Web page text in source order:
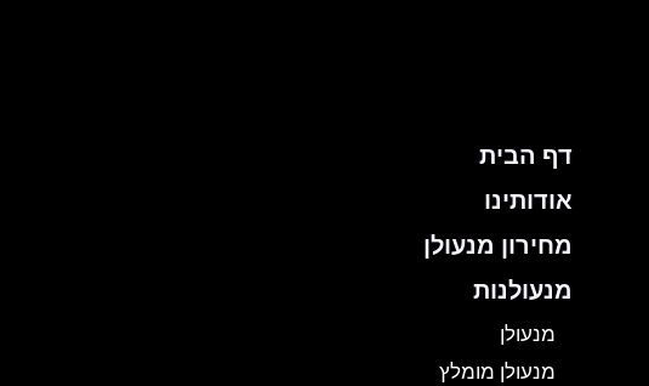
דף הבית
אודותינו
מחירון מנעולן
מנעולנות
מנעולן
מנעולן מומלץ